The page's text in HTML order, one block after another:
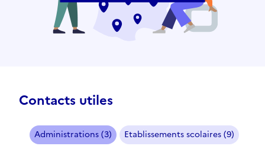
Contacts utiles
Administrations (3)
Etablissements scolaires (9)